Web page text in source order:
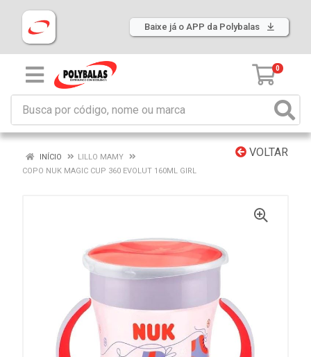
Baixe já o APP da Polybalas
0
VOLTAR
INÍCIO
LILLO MAMY
COPO NUK MAGIC CUP 360 EVOLUT 160ML GIRL